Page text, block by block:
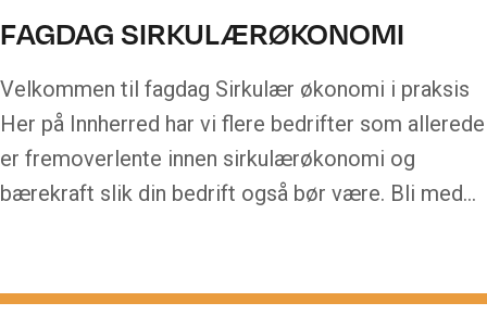
FAGDAG SIRKULÆRØKONOMI
Velkommen til fagdag Sirkulær økonomi i praksis
Her på Innherred har vi flere bedrifter som allerede
er fremoverlente innen sirkulærøkonomi og
bærekraft slik din bedrift også bør være. Bli med…